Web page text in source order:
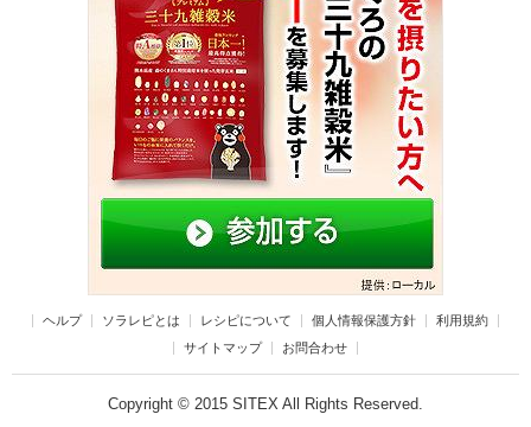
ヘルプ ソラレピとは レシピについて 個人情報保護方針
利用規約
サイトマップ
お問合わせ
Copyright © 2015 SITEX All Rights Reserved.